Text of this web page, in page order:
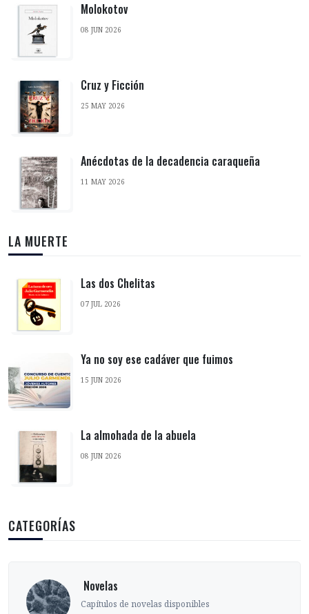
Molokotov
08 JUN 2026
Cruz y Ficción
25 MAY 2026
Anécdotas de la decadencia caraqueña
11 MAY 2026
LA MUERTE
Las dos Chelitas
07 JUL 2026
Ya no soy ese cadáver que fuimos
15 JUN 2026
La almohada de la abuela
08 JUN 2026
CATEGORÍAS
‎ Novelas
Capítulos de novelas disponibles